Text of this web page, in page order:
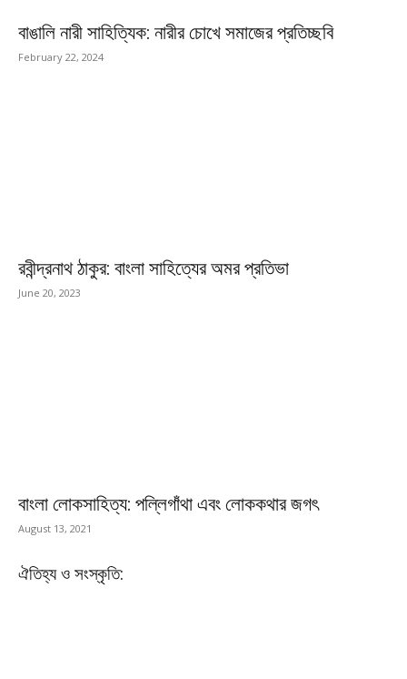
বাঙালি নারী সাহিত্যিক: নারীর চোখে সমাজের প্রতিচ্ছবি
February 22, 2024
রবীন্দ্রনাথ ঠাকুর: বাংলা সাহিত্যের অমর প্রতিভা
June 20, 2023
বাংলা লোকসাহিত্য: পল্লিগাঁথা এবং লোককথার জগৎ
August 13, 2021
ঐতিহ্য ও সংস্কৃতি: